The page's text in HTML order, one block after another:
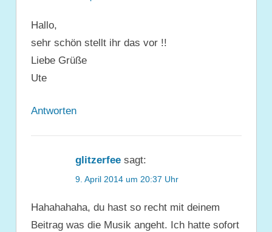
Hallo,
sehr schön stellt ihr das vor !!
Liebe Grüße
Ute
Antworten
glitzerfee sagt:
9. April 2014 um 20:37 Uhr
Hahahahaha, du hast so recht mit deinem
Beitrag was die Musik angeht. Ich hatte sofort